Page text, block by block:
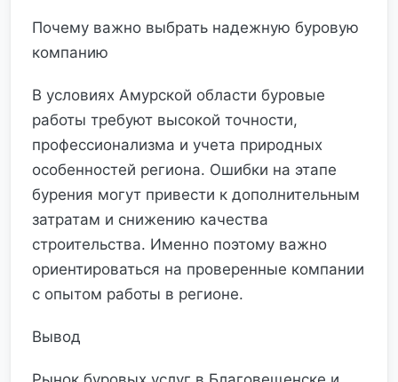
Почему важно выбрать надежную буровую
компанию
В условиях Амурской области буровые
работы требуют высокой точности,
профессионализма и учета природных
особенностей региона. Ошибки на этапе
бурения могут привести к дополнительным
затратам и снижению качества
строительства. Именно поэтому важно
ориентироваться на проверенные компании
с опытом работы в регионе.
Вывод